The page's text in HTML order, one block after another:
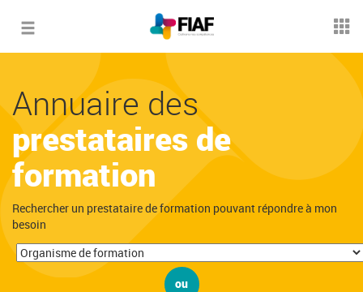
Toggle
Annuaire des
prestataires de
formation
Rechercher un prestataire de formation pouvant répondre à mon
besoin
ou